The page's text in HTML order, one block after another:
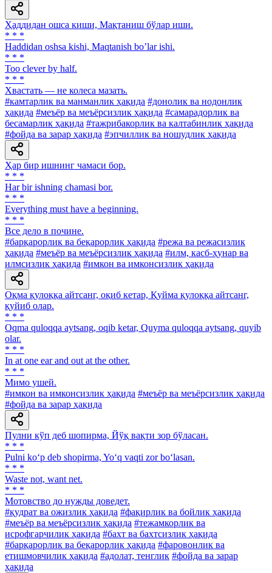
Ҳаддидан ошса киши, Мақтаниш бўлар иши.
* * *
Haddidan oshsa kishi, Maqtanish boʼlar ishi.
* * *
Too clever by half.
* * *
Хвастать — не колеса мазать.
#камтарлик ва манманлик ҳақида #донолик ва нодонлик
ҳақида #меъёр ва меъёрсизлик ҳақида #самарадорлик ва
бесамарлик ҳақида #тажрибакорлик ва калтабинлик ҳақида
#фойда ва зарар ҳақида #эпчиллик ва ношудлик ҳақида
Ҳар бир ишнинг чамаси бор.
* * *
Har bir ishning chamasi bor.
* * *
Everything must have a beginning.
* * *
Все дело в почине.
#барқарорлик ва беқарорлик ҳақида #режа ва режасизлик
ҳақида #меъёр ва меъёрсизлик ҳақида #илм, касб-ҳунар ва
илмсизлик ҳақида #имкон ва имконсизлик ҳақида
Оқма қулоққа айтсанг, оқиб кетар, Қуйма қулоққа айтсанг,
қуйиб олар.
* * *
Oqma quloqqa aytsang, oqib ketar, Quyma quloqqa aytsang, quyib
olar.
* * *
In at one ear and out at the other.
* * *
Мимо ушей.
#имкон ва имконсизлик ҳақида #меъёр ва меъёрсизлик ҳақида
#фойда ва зарар ҳақида
Пулни кўп деб шопирма, Йўқ вақти зор бўласан.
* * *
Pulni ko‘p deb shopirma, Yo‘q vaqti zor bo‘lasan.
* * *
Waste not, want net.
* * *
Мотовство до нужды доведет.
#қудрат ва ожизлик ҳақида #фақирлик ва бойлик ҳақида
#меъёр ва меъёрсизлик ҳақида #тежамкорлик ва
исрофгарчилик ҳақида #бахт ва бахтсизлик ҳақида
#барқарорлик ва беқарорлик ҳақида #фаровонлик ва
етишмовчилик ҳақида #адолат, тенглик #фойда ва зарар
ҳақида